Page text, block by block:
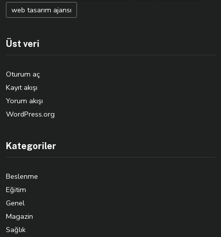
web tasarım ajansı
Üst veri
Oturum aç
Kayıt akışı
Yorum akışı
WordPress.org
Kategoriler
Beslenme
Eğitim
Genel
Magazin
Sağlık